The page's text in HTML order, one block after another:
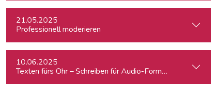
21.05.2025
Professionell moderieren
10.06.2025
Texten fürs Ohr – Schreiben für Audio-Formate